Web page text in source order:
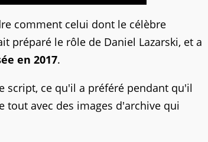
comment celui dont le célèbre
préparé le rôle de Daniel Lazarski, et a
en 2017.
script, ce qu'il a préféré pendant qu'il
avec des images d'archive qui